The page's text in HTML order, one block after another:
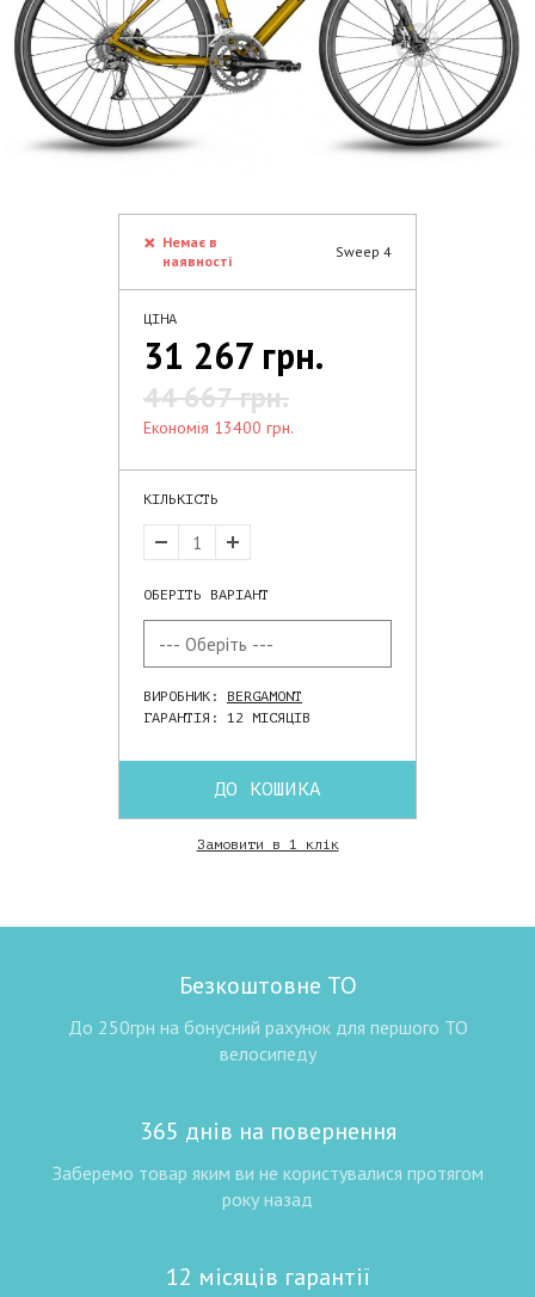
Немає в
наявності
Sweep 4
ЦІНА
31 267 грн.
44 667 грн.
економія 13400 грн.
КІЛЬКІСТЬ
ОБЕРІТЬ ВАРІАНТ
ВИРОБНИК: BERGAMONT
ГАРАНТІЯ: 12 МІСЯЦІВ
ДО КОШИКА
Замовити в 1 клік
Безкоштовне ТО
До 250грн на бонусний рахунок для першого ТО
велосипеду
365 днів на повернення
Заберемо товар яким ви не користувалися протягом
року назад
12 місяців гарантії